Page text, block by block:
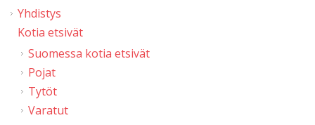
Yhdistys
Kotia etsivät
Suomessa kotia etsivät
Pojat
Tytöt
Varatut